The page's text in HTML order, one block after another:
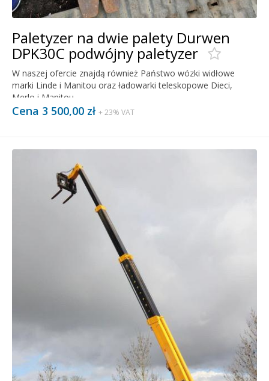
Paletyzer na dwie palety Durwen
DPK30C podwójny paletyzer
W naszej ofercie znajdą również Państwo wózki widłowe
marki Linde i Manitou oraz ładowarki teleskopowe Dieci,
Merlo i Manitou.
Cena 3 500,00 zł + 23% VAT